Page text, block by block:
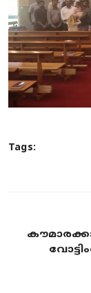
Tags: